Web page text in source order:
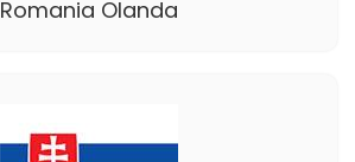
Romania Olanda